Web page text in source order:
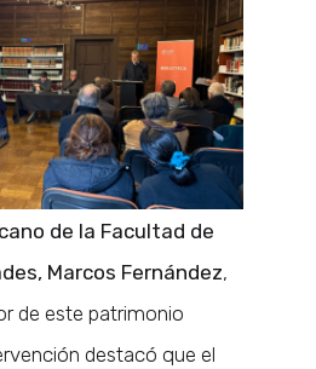
de la Facultad de
Marcos Fernández,
de este patrimonio
destacó que el